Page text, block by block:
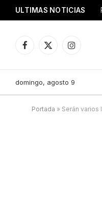
ULTIMAS NOTICIAS
Facebook
X
Instagram
domingo, agosto 9
Portada » Serán